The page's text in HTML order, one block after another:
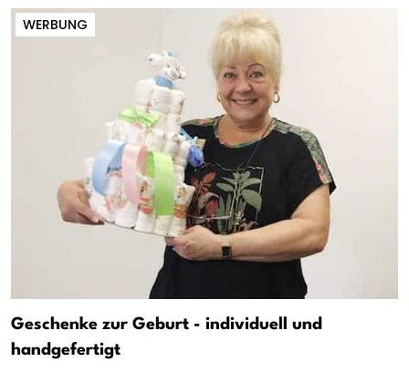
WERBUNG
Geschenke zur Geburt - individuell und
handgefertigt